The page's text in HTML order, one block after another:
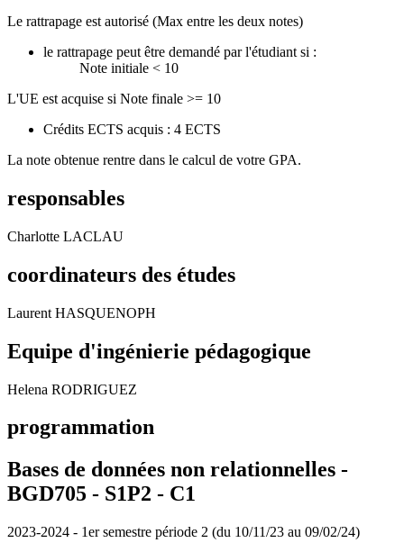
Le rattrapage est autorisé (Max entre les deux notes)
le rattrapage peut être demandé par l'étudiant si :
Note initiale < 10
L'UE est acquise si Note finale >= 10
Crédits ECTS acquis : 4 ECTS
La note obtenue rentre dans le calcul de votre GPA.
responsables
Charlotte LACLAU
coordinateurs des études
Laurent HASQUENOPH
Equipe d'ingénierie pédagogique
Helena RODRIGUEZ
programmation
Bases de données non relationnelles -
BGD705 - S1P2 - C1
2023-2024 - 1er semestre période 2 (du 10/11/23 au 09/02/24)